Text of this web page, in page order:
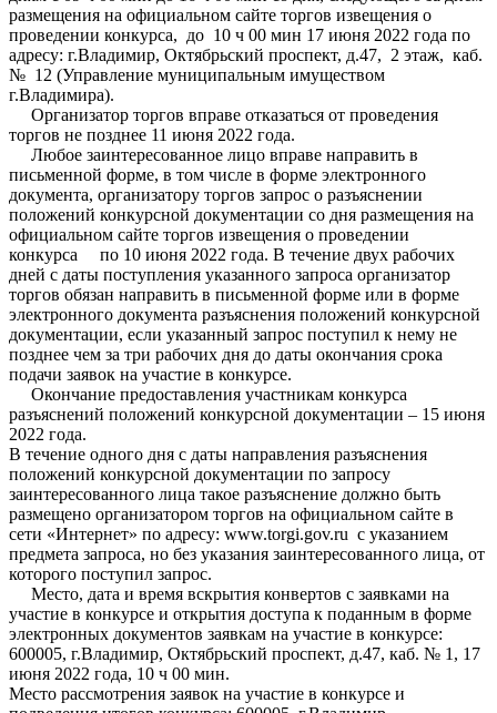
размещения на официальном сайте торгов извещения о
проведении конкурса, до 10 ч 00 мин 17 июня 2022 года по
адресу: г.Владимир, Октябрьский проспект, д.47, 2 этаж, каб.
№ 12 (Управление муниципальным имуществом
г.Владимира).
Организатор торгов вправе отказаться от проведения
торгов не позднее 11 июня 2022 года.
Любое заинтересованное лицо вправе направить в
письменной форме, в том числе в форме электронного
документа, организатору торгов запрос о разъяснении
положений конкурсной документации со дня размещения на
официальном сайте торгов извещения о проведении
конкурса по 10 июня 2022 года. В течение двух рабочих
дней с даты поступления указанного запроса организатор
торгов обязан направить в письменной форме или в форме
электронного документа разъяснения положений конкурсной
документации, если указанный запрос поступил к нему не
позднее чем за три рабочих дня до даты окончания срока
подачи заявок на участие в конкурсе.
Окончание предоставления участникам конкурса
разъяснений положений конкурсной документации – 15 июня
2022 года.
В течение одного дня с даты направления разъяснения
положений конкурсной документации по запросу
заинтересованного лица такое разъяснение должно быть
размещено организатором торгов на официальном сайте в
сети «Интернет» по адресу: www.torgi.gov.ru с указанием
предмета запроса, но без указания заинтересованного лица, от
которого поступил запрос.
Место, дата и время вскрытия конвертов с заявками на
участие в конкурсе и открытия доступа к поданным в форме
электронных документов заявкам на участие в конкурсе:
600005, г.Владимир, Октябрьский проспект, д.47, каб. № 1, 17
июня 2022 года, 10 ч 00 мин.
Место рассмотрения заявок на участие в конкурсе и